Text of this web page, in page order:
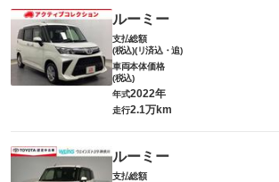
ルーミー
支払総額
(税込)(リ済込・追)
車両本体価格
(税込)
年式2022年
走行2.1万km
ルーミー
支払総額